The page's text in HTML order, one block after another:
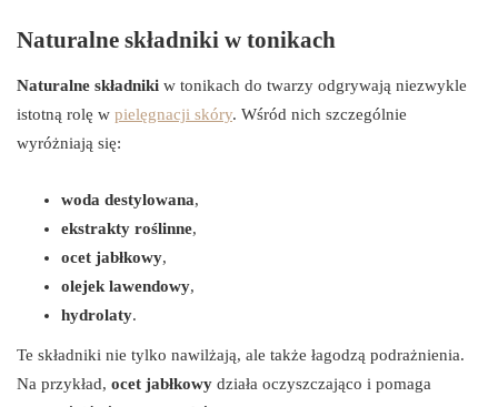
Naturalne składniki w tonikach
Naturalne składniki w tonikach do twarzy odgrywają niezwykle
istotną rolę w pielęgnacji skóry. Wśród nich szczególnie
wyróżniają się:
woda destylowana,
ekstrakty roślinne,
ocet jabłkowy,
olejek lawendowy,
hydrolaty.
Te składniki nie tylko nawilżają, ale także łagodzą podrażnienia.
Na przykład, ocet jabłkowy działa oczyszczająco i pomaga